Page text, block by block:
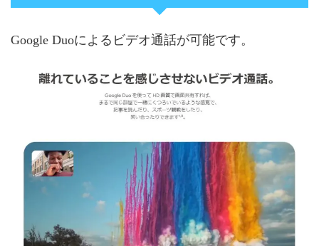
Google Duoによるビデオ通話が可能です。